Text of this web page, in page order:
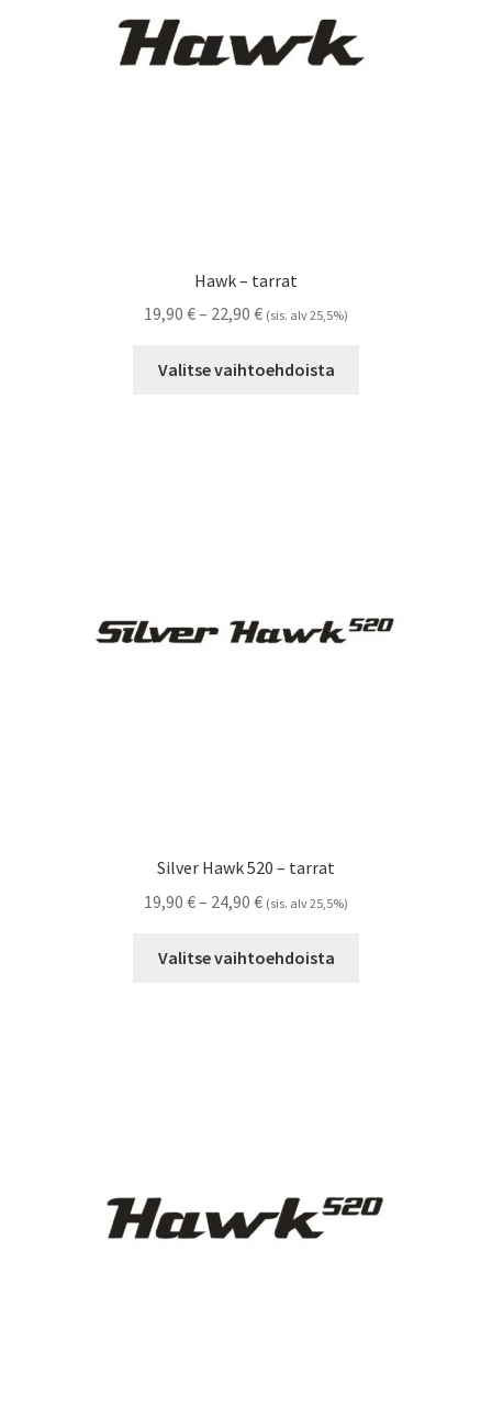
Hawk – tarrat
19,90 €– 22,90 €Hintaluokka:
-
(sis. alv 25,5%)
Valitse vaihtoehdoista
Silver Hawk 520 – tarrat
19,90 €– 24,90 €Hintaluokka:
-
(sis. alv 25,5%)
Valitse vaihtoehdoista
sivulla.